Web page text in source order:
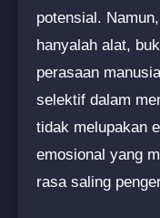
potensial.
hanyalah alat,
perasaan
selektif dalam
tidak melupakan
emosional yang
rasa saling